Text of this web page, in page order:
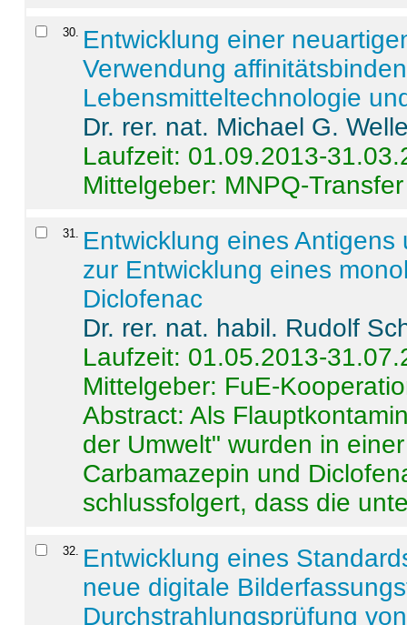
30. Entwicklung einer
Verwendung
Lebensmitteltechnologie
Dr. rer. nat. Michael G.
Laufzeit: 01.09.2013-
Mittelgeber: MNPQ-Transfer
31. Entwicklung eines
zur Entwicklung eines
Diclofenac
Dr. rer. nat. habil. Rudolf
Laufzeit: 01.05.2013-
Mittelgeber: FuE-
Abstract:Als
der Umwelt" wurden in
Carbamazepin und
schlussfolgert, dass die
32. Entwicklung eines
neue digitale
Durchstrahlungsprüfung